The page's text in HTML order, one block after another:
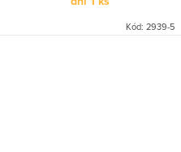
Kód: 2939-5